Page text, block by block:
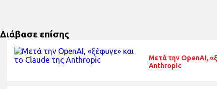
Διάβασε επίσης
Μετά την OpenAI,
Anthropic